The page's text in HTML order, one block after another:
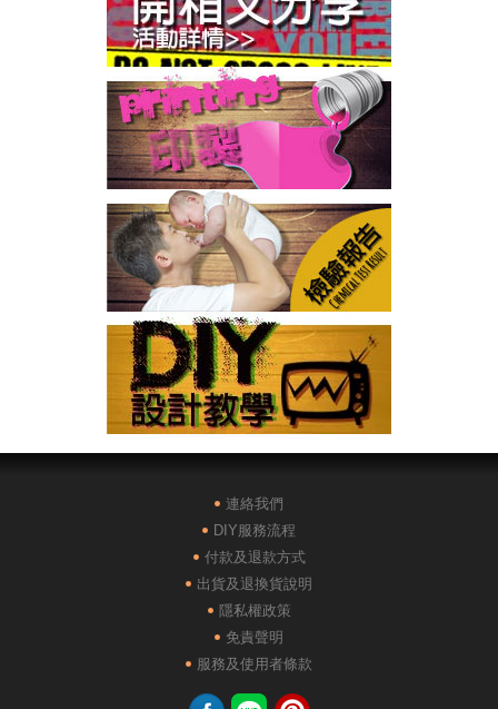
連絡我們
DIY服務流程
付款及退款方式
出貨及退換貨說明
隱私權政策
免責聲明
服務及使用者條款